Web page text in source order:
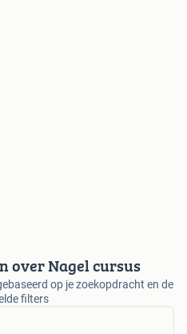
over Nagel cursus
op je zoekopdracht en de
filters